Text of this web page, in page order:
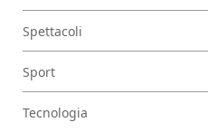
Spettacoli
Sport
Tecnologia